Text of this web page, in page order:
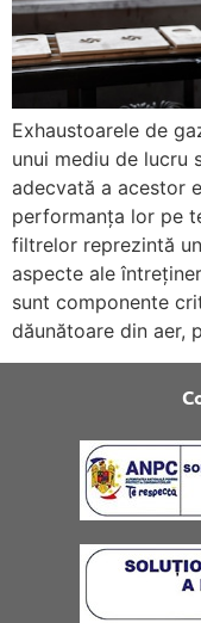
Exhaustoarele de
unui mediu de lucru
adecvată a acestor
performanța lor pe
filtrelor reprezintă
aspecte ale
sunt componente
dăunătoare din aer,